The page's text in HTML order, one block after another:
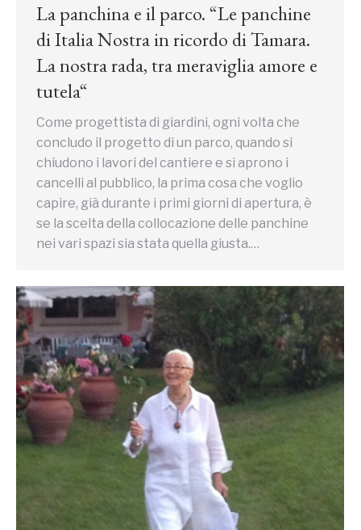
La panchina e il parco. “Le panchine
di Italia Nostra in ricordo di Tamara.
La nostra rada, tra meraviglia amore e
tutela“
Come progettista di giardini, ogni volta che
concludo il progetto di un parco, quando si
chiudono i lavori del cantiere e si aprono i
cancelli al pubblico, la prima cosa che voglio
capire, già durante i primi giorni di apertura, è
se la scelta della collocazione delle panchine
nei vari spazi sia stata quella giusta.…